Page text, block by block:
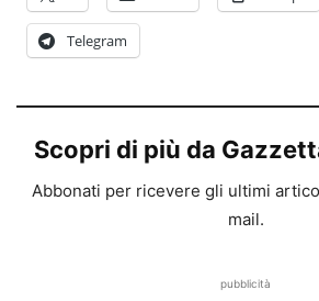
Telegram
Scopri di più da
Abbonati per ricevere gli ultimi
mail.
pubblicità